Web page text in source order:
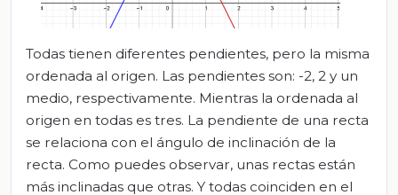
Todas tienen diferentes pendientes, pero la misma
ordenada al origen. Las pendientes son: -2, 2 y un
medio, respectivamente. Mientras la ordenada al
origen en todas es tres. La pendiente de una recta
se relaciona con el ángulo de inclinación de la
recta. Como puedes observar, unas rectas están
más inclinadas que otras. Y todas coinciden en el